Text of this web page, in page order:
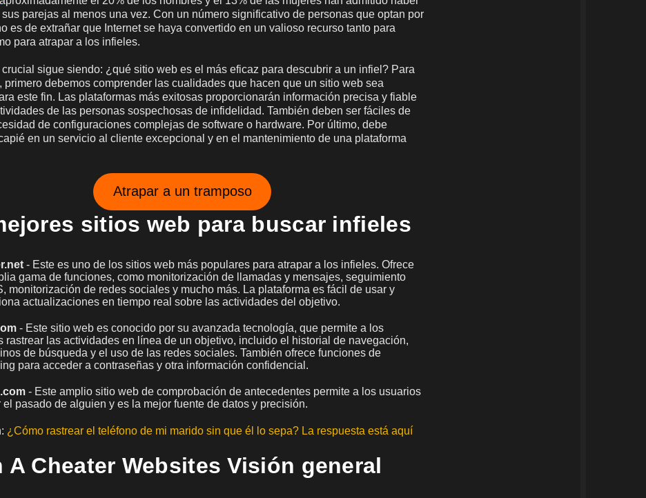
parejas al menos una vez. Con un número significativo de personas que optan por
es de extrañar que Internet se haya convertido en un valioso recurso tanto para
para atrapar a los infieles.
crucial sigue siendo: ¿qué sitio web es el más eficaz para descubrir a un infiel? Para
primero debemos comprender las cualidades que hacen que un sitio web sea
este fin. Las plataformas más exitosas proporcionarán información precisa y fiable
de las personas sospechosas de infidelidad. También deben ser fáciles de
de configuraciones complejas de software o hardware. Por último, debe
en un servicio al cliente excepcional y en el mantenimiento de una plataforma
Atrapar a un tramposo
sitios web para buscar infieles
- Este es uno de los sitios web más populares para atrapar a los infieles. Ofrece
gama de funciones, como monitorización de llamadas y mensajes, seguimiento
monitorización de redes sociales y mucho más. La plataforma es fácil de usar y
actualizaciones en tiempo real sobre las actividades del objetivo.
- Este sitio web es conocido por su avanzada tecnología, que permite a los
rastrear las actividades en línea de un objetivo, incluido el historial de navegación,
de búsqueda y el uso de las redes sociales. También ofrece funciones de
para acceder a contraseñas y otra información confidencial.
- Este amplio sitio web de comprobación de antecedentes permite a los usuarios
el pasado de alguien y es la mejor fuente de datos y precisión.
¿Cómo rastrear el teléfono de mi marido sin que él lo sepa? La respuesta está aquí
A Cheater Websites Visión general